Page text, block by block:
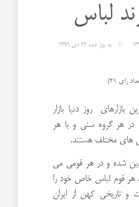
لباس
به روز شده22 دی 1399
روز دنیا بازار
در هر گروه سنی و با هر
های مختلف هستند.
شده و در هر قومی می
هر قوم لباس خاص خود را
و تاریخی کهن از ایران